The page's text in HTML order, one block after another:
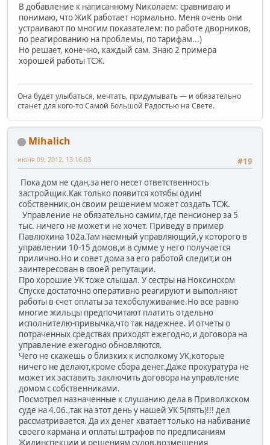
В добавление к написанному Nиколаем: сравниваю и
понимаю, что ЖиК работает нормально. Меня очень они
устраивают по многим показателем: по работе дворников,
по реагированию на проблемы, по тарифам...)
Но решает, конечно, каждый сам. Знаю 2 примера
хорошей работы ТСЖ.
Она будет улыбаться, мечтать, придумывать — и обязательно
станет для кого-то Самой Большой Радостью на Свете.
Mihalich
#19
июня 09, 2012, 13:16:03
Пока дом не сдан,за него несет ответственность
застройщик.Как только появится хотябы один!
собственник,он своим решением может создать ТСЖ.
Управление не обязательно самим,где пенсионер за 5
тыс. ничего не может и не хочет. Приведу в пример
Павлюхина 102а.Там наемный управляющий,у которого в
управлении 10-15 домов,и в сумме у него получается
прилично.Но и совет дома за его работой следит,и он
заинтересован в своей репутации.
Про хорошие УК тоже слышал. У сестры на Ноксинском
Спуске достаточно оперативно реагируют и выполняют
работы в счет оплаты за техобслуживание.Но все равно
многие жильцы предпочитают платить отдельно
исполнителю-привычка,что так надежнее. И отчеты о
потраченных средствах приходят ежегодно,и договора на
управление ежегодно обновляются.
Чего не скажешь о близких к исполкому УК,которые
ничего не делают,кроме сбора денег.Даже прокуратура не
может их заставить заключить договора на управление
домом с собственниками.
Посмотрел назначенные к слушанию дела в Приволжском
суде на 4.06.,так на этот день у нашей УК 5(пять)!!! дел
рассматривается. Да их денег хватает только на набивание
своего кармана и оплаты штрафов по предписаниям
Жилинспекции и решениям судов,возмещения